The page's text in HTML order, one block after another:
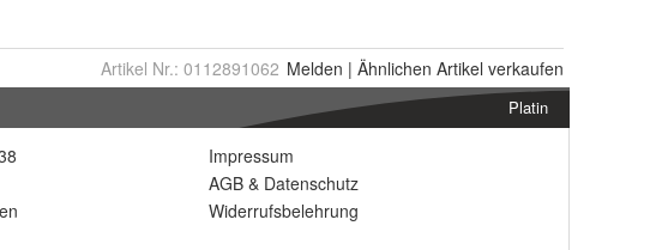
Artikel Nr.: 0112891062 Melden | Ähnlichen Artikel verkaufen
Platin
Impressum
AGB & Datenschutz
Widerrufsbelehrung